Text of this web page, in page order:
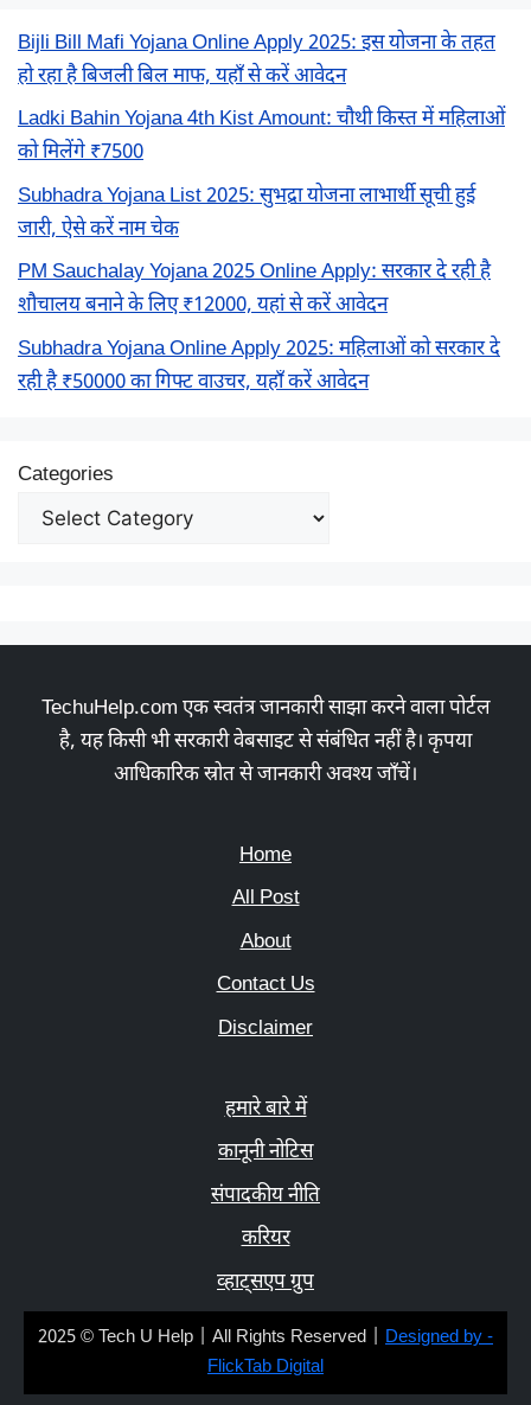
Bijli Bill Mafi Yojana Online Apply 2025: इस योजना के तहत
हो रहा है बिजली बिल माफ, यहाँ से करें आवेदन
Ladki Bahin Yojana 4th Kist Amount: चौथी किस्त में महिलाओं
को मिलेंगे ₹7500
Subhadra Yojana List 2025: सुभद्रा योजना लाभार्थी सूची हुई
जारी, ऐसे करें नाम चेक
PM Sauchalay Yojana 2025 Online Apply: सरकार दे रही है
शौचालय बनाने के लिए ₹12000, यहां से करें आवेदन
Subhadra Yojana Online Apply 2025: महिलाओं को सरकार दे
रही है ₹50000 का गिफ्ट वाउचर, यहाँ करें आवेदन
Categories
TechuHelp.com एक स्वतंत्र जानकारी साझा करने वाला पोर्टल
है, यह किसी भी सरकारी वेबसाइट से संबंधित नहीं है। कृपया
आधिकारिक स्रोत से जानकारी अवश्य जाँचें।
Home
All Post
About
Contact Us
Disclaimer
हमारे बारे में
कानूनी नोटिस
संपादकीय नीति
करियर
व्हाट्सएप ग्रुप
2025 © Tech U Help | All Rights Reserved | Designed by -
FlickTab Digital